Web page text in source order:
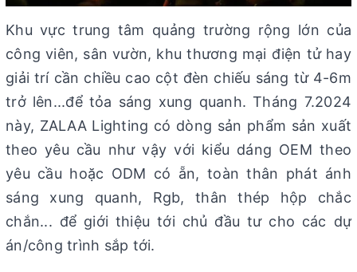
Khu vực trung tâm quảng trường rộng lớn của
công viên, sân vườn, khu thương mại điện tử hay
giải trí cần chiều cao cột đèn chiếu sáng từ 4-6m
trở lên...để tỏa sáng xung quanh. Tháng 7.2024
này, ZALAA Lighting có dòng sản phẩm sản xuất
theo yêu cầu như vậy với kiểu dáng OEM theo
yêu cầu hoặc ODM có ẵn, toàn thân phát ánh
sáng xung quanh, Rgb, thân thép hộp chắc
chắn... để giới thiệu tới chủ đầu tư cho các dự
án/công trình sắp tới.